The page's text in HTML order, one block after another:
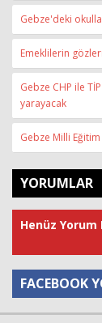
Gebze'deki
Emeklilerin
Gebze CHP ile
yarayacak
Gebze Milli
YORUMLAR
Henüz
FACEBOOK